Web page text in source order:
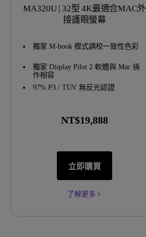
MA320U | 32型 4K最適合MAC外
接護眼螢幕
獨家 M-book 模式調校一致性色彩
獨家 Display Pilot 2 軟體與 Mac 操
作相容
97% P3 / TÜV 無反光認證
NT$19,888
立即購買
了解更多